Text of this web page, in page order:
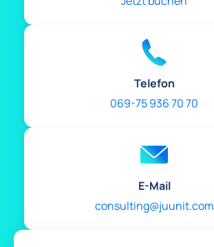
Telefon
069-75 936 70 70
E-Mail
consulting@juunit.com